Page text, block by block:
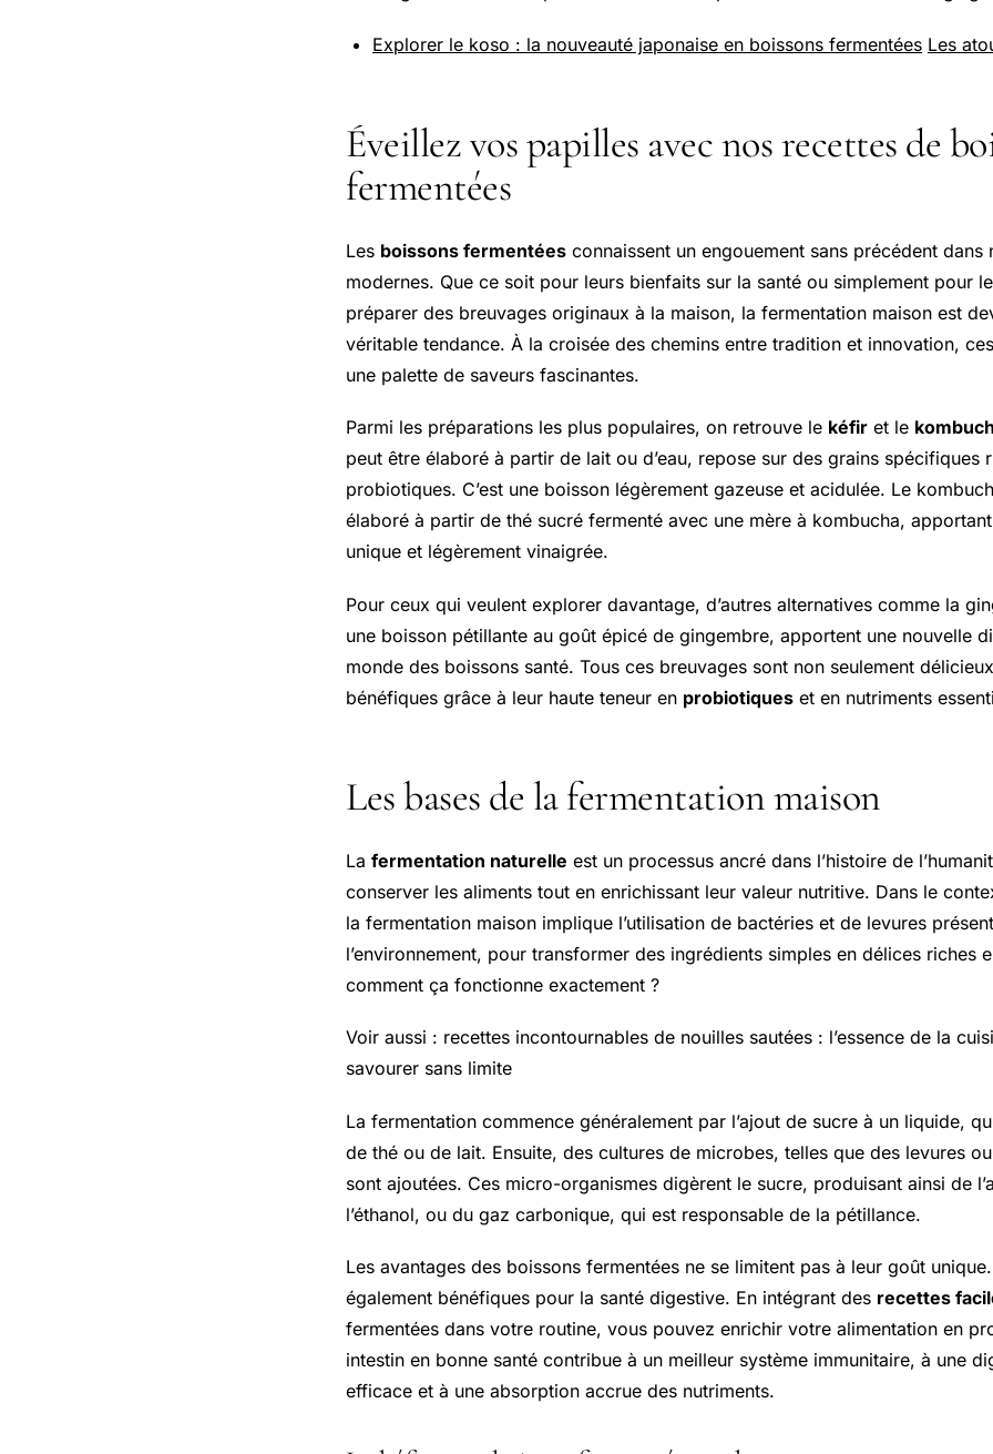
Explorer le koso : la nouveauté japonaise en boissons fermentées Les
Éveillez vos papilles avec nos recettes de
fermentées
Les boissons fermentées connaissent un engouement sans précédent dans
modernes. Que ce soit pour leurs bienfaits sur la santé ou simplement pour
préparer des breuvages originaux à la maison, la fermentation maison est
véritable tendance. À la croisée des chemins entre tradition et innovation,
une palette de saveurs fascinantes.
Parmi les préparations les plus populaires, on retrouve le kéfir et le
peut être élaboré à partir de lait ou d’eau, repose sur des grains spécifiques
probiotiques. C’est une boisson légèrement gazeuse et acidulée. Le
élaboré à partir de thé sucré fermenté avec une mère à kombucha,
unique et légèrement vinaigrée.
Pour ceux qui veulent explorer davantage, d’autres alternatives comme la
une boisson pétillante au goût épicé de gingembre, apportent une nouvelle
monde des boissons santé. Tous ces breuvages sont non seulement
bénéfiques grâce à leur haute teneur en probiotiques et en nutriments
Les bases de la fermentation maison
La fermentation naturelle est un processus ancré dans l’histoire de
conserver les aliments tout en enrichissant leur valeur nutritive. Dans le
la fermentation maison implique l’utilisation de bactéries et de levures
l’environnement, pour transformer des ingrédients simples en délices riches
comment ça fonctionne exactement ?
Voir aussi : recettes incontournables de nouilles sautées : l’essence de la
savourer sans limite
La fermentation commence généralement par l’ajout de sucre à un liquide,
de thé ou de lait. Ensuite, des cultures de microbes, telles que des levures
sont ajoutées. Ces micro-organismes digèrent le sucre, produisant ainsi de
l’éthanol, ou du gaz carbonique, qui est responsable de la pétillance.
Les avantages des boissons fermentées ne se limitent pas à leur goût
également bénéfiques pour la santé digestive. En intégrant des recettes
fermentées dans votre routine, vous pouvez enrichir votre alimentation en
intestin en bonne santé contribue à un meilleur système immunitaire, à une
efficace et à une absorption accrue des nutriments.